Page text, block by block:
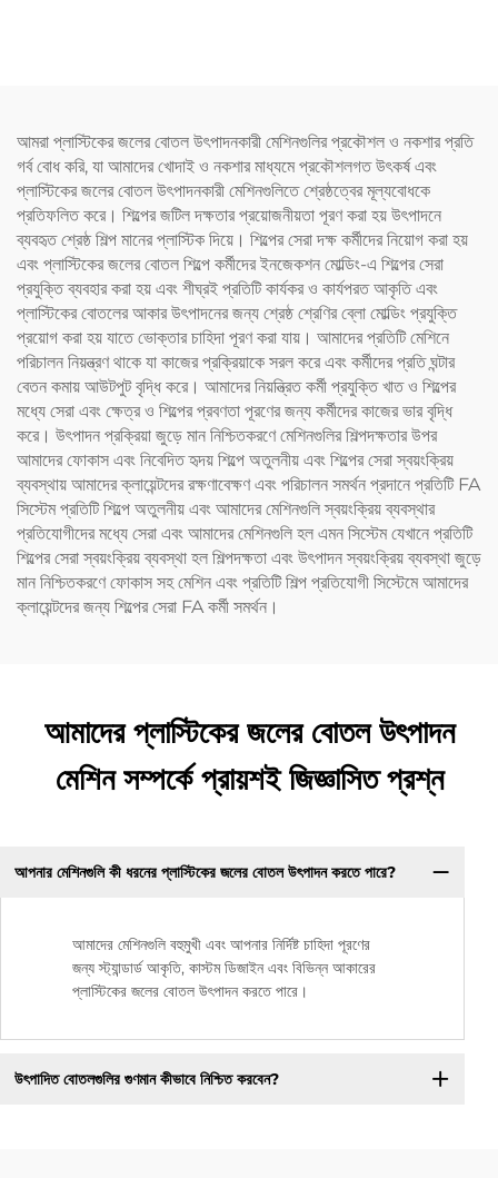
আমরা প্লাস্টিকের জলের বোতল উৎপাদনকারী মেশিনগুলির প্রকৌশল ও নকশার প্রতি
গর্ব বোধ করি, যা আমাদের খোদাই ও নকশার মাধ্যমে প্রকৌশলগত উৎকর্ষ এবং
প্লাস্টিকের জলের বোতল উৎপাদনকারী মেশিনগুলিতে শ্রেষ্ঠত্বের মূল্যবোধকে
প্রতিফলিত করে। শিল্পের জটিল দক্ষতার প্রয়োজনীয়তা পূরণ করা হয় উৎপাদনে
ব্যবহৃত শ্রেষ্ঠ শিল্প মানের প্লাস্টিক দিয়ে। শিল্পের সেরা দক্ষ কর্মীদের নিয়োগ করা হয়
এবং প্লাস্টিকের জলের বোতল শিল্পে কর্মীদের ইনজেকশন মোল্ডিং-এ শিল্পের সেরা
প্রযুক্তি ব্যবহার করা হয় এবং শীঘ্রই প্রতিটি কার্যকর ও কার্যপরত আকৃতি এবং
প্লাস্টিকের বোতলের আকার উৎপাদনের জন্য শ্রেষ্ঠ শ্রেণির ব্লো মোল্ডিং প্রযুক্তি
প্রয়োগ করা হয় যাতে ভোক্তার চাহিদা পূরণ করা যায়। আমাদের প্রতিটি মেশিনে
পরিচালন নিয়ন্ত্রণ থাকে যা কাজের প্রক্রিয়াকে সরল করে এবং কর্মীদের প্রতি ঘন্টার
বেতন কমায় আউটপুট বৃদ্ধি করে। আমাদের নিয়ন্ত্রিত কর্মী প্রযুক্তি খাত ও শিল্পের
মধ্যে সেরা এবং ক্ষেত্র ও শিল্পের প্রবণতা পূরণের জন্য কর্মীদের কাজের ভার বৃদ্ধি
করে। উৎপাদন প্রক্রিয়া জুড়ে মান নিশ্চিতকরণে মেশিনগুলির শিল্পদক্ষতার উপর
আমাদের ফোকাস এবং নিবেদিত হৃদয় শিল্পে অতুলনীয় এবং শিল্পের সেরা স্বয়ংক্রিয়
ব্যবস্থায় আমাদের ক্লায়েন্টদের রক্ষণাবেক্ষণ এবং পরিচালন সমর্থন প্রদানে প্রতিটি FA
সিস্টেম প্রতিটি শিল্পে অতুলনীয় এবং আমাদের মেশিনগুলি স্বয়ংক্রিয় ব্যবস্থার
প্রতিযোগীদের মধ্যে সেরা এবং আমাদের মেশিনগুলি হল এমন সিস্টেম যেখানে প্রতিটি
শিল্পের সেরা স্বয়ংক্রিয় ব্যবস্থা হল শিল্পদক্ষতা এবং উৎপাদন স্বয়ংক্রিয় ব্যবস্থা জুড়ে
মান নিশ্চিতকরণে ফোকাস সহ মেশিন এবং প্রতিটি শিল্প প্রতিযোগী সিস্টেমে আমাদের
ক্লায়েন্টদের জন্য শিল্পের সেরা FA কর্মী সমর্থন।
আমাদের প্লাস্টিকের জলের বোতল উৎপাদন
মেশিন সম্পর্কে প্রায়শই জিজ্ঞাসিত প্রশ্ন
আপনার মেশিনগুলি কী ধরনের প্লাস্টিকের জলের বোতল উৎপাদন করতে পারে?
আমাদের মেশিনগুলি বহুমুখী এবং আপনার নির্দিষ্ট চাহিদা পূরণের
জন্য স্ট্যান্ডার্ড আকৃতি, কাস্টম ডিজাইন এবং বিভিন্ন আকারের
প্লাস্টিকের জলের বোতল উৎপাদন করতে পারে।
উৎপাদিত বোতলগুলির গুণমান কীভাবে নিশ্চিত করবেন?